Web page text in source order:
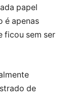
papel
é apenas
ficou sem ser
de